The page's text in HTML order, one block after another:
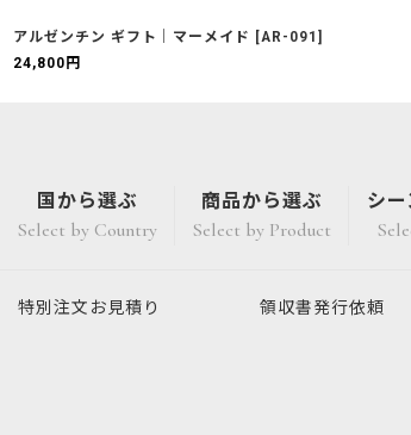
アルゼンチン ギフト｜マーメイド [AR-091 ]
24,800 円
国から選ぶ
Select by Country
商品から選ぶ
Select by Product
シ
特別注文 お見積り 領収書発行依頼